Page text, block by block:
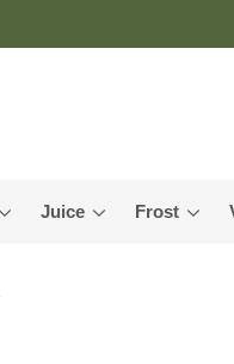
Juice Frost